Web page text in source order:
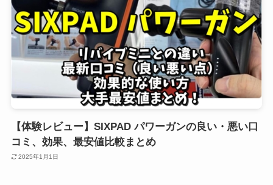
【体験レビュー】SIXPAD パワーガンの良い・悪い口
コミ、効果、最安値比較まとめ
2025年1月1日